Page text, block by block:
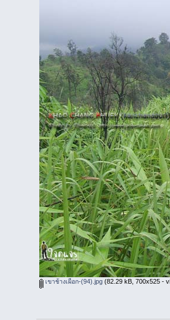
เขาช้างเผือก-(94).jpg(82.29 kB, 700x525 -